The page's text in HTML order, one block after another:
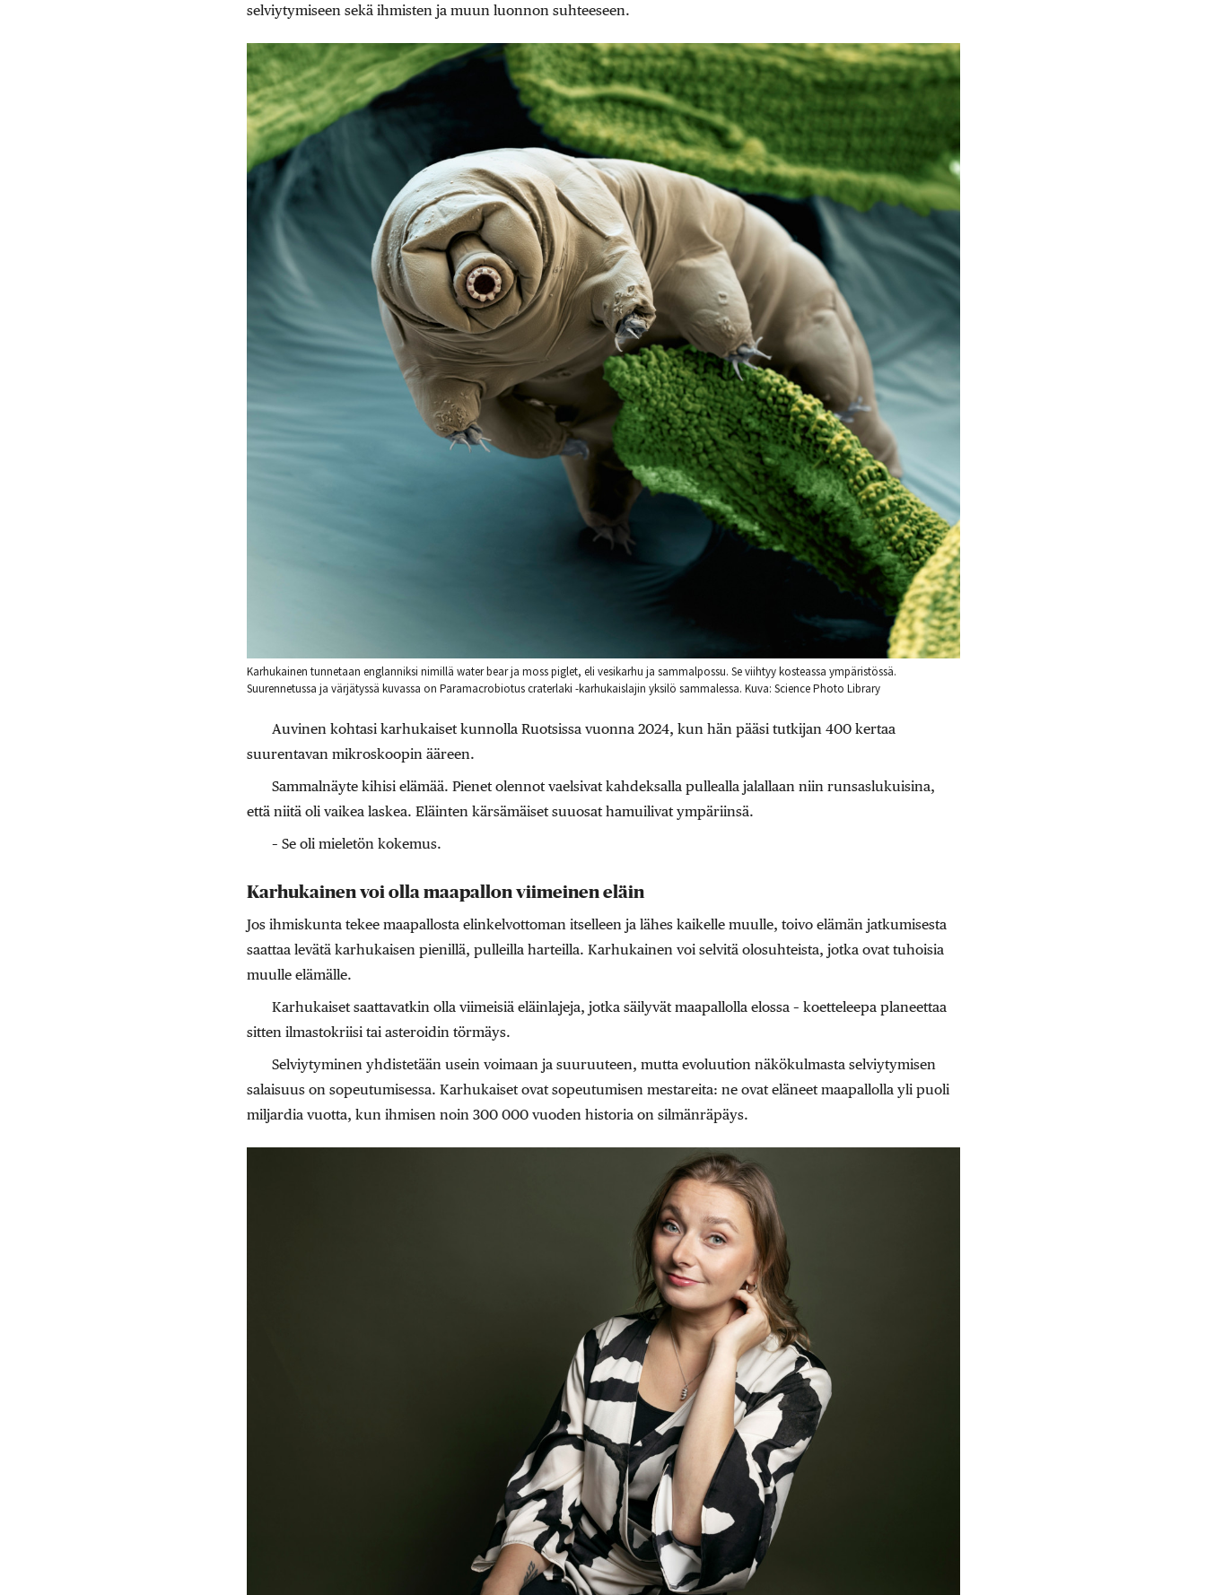
selviytymiseen sekä ihmisten ja muun luonnon suhteeseen.
Karhukainen tunnetaan englanniksi nimillä water bear ja moss piglet, eli vesikarhu ja sammalpossu. Se viihtyy kosteassa ympäristössä.
Suurennetussa ja värjätyssä kuvassa on Paramacrobiotus craterlaki -karhukaislajin yksilö sammalessa. Kuva: Science Photo Library
Auvinen kohtasi karhukaiset kunnolla Ruotsissa vuonna 2024, kun hän pääsi tutkijan 400 kertaa
suurentavan mikroskoopin ääreen.
Sammalnäyte kihisi elämää. Pienet olennot vaelsivat kahdeksalla pullealla jalallaan niin runsaslukuisina,
että niitä oli vaikea laskea. Eläinten kärsämäiset suuosat hamuilivat ympäriinsä.
– Se oli mieletön kokemus.
Karhukainen voi olla maapallon viimeinen eläin
Jos ihmiskunta tekee maapallosta elinkelvottoman itselleen ja lähes kaikelle muulle, toivo elämän jatkumisesta
saattaa levätä karhukaisen pienillä, pulleilla harteilla. Karhukainen voi selvitä olosuhteista, jotka ovat tuhoisia
muulle elämälle.
Karhukaiset saattavatkin olla viimeisiä eläinlajeja, jotka säilyvät maapallolla elossa – koetteleepa planeettaa
sitten ilmastokriisi tai asteroidin törmäys.
Selviytyminen yhdistetään usein voimaan ja suuruuteen, mutta evoluution näkökulmasta selviytymisen
salaisuus on sopeutumisessa. Karhukaiset ovat sopeutumisen mestareita: ne ovat eläneet maapallolla yli puoli
miljardia vuotta, kun ihmisen noin 300 000 vuoden historia on silmänräpäys.